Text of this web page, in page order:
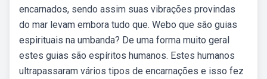
encarnados, sendo assim suas vibrações provindas
do mar levam embora tudo que. Webo que são guias
espirituais na umbanda? De uma forma muito geral
estes guias são espíritos humanos. Estes humanos
ultrapassaram vários tipos de encarnações e isso fez